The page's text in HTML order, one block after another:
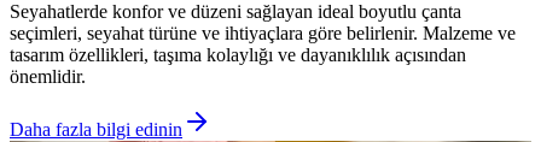
Seyahatlerde konfor ve düzeni sağlayan ideal boyutlu çanta
seçimleri, seyahat türüne ve ihtiyaçlara göre belirlenir. Malzeme ve
tasarım özellikleri, taşıma kolaylığı ve dayanıklılık açısından
önemlidir.
Daha fazla bilgi edinin